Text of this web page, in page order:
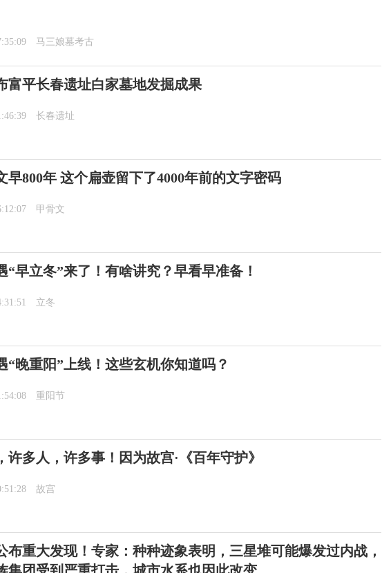
马三娘墓考古
富平长春遗址白家墓地发掘成果
长春遗址
早800年 这个扁壶留下了4000年前的文字密码
甲骨文
“早立冬”来了！有啥讲究？早看早准备！
立冬
“晚重阳”上线！这些玄机你知道吗？
重阳节
许多人，许多事！因为故宫·《百年守护》
故宫
布重大发现！专家：种种迹象表明，三星堆可能爆发过内战，